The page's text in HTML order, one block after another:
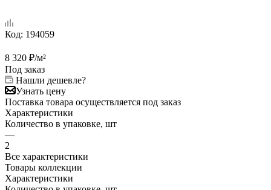
Код: 194059
8 320 ₽/м²
Под заказ
Нашли дешевле?
Узнать цену
Поставка товара осуществляется под заказ
Характеристики
Количество в упаковке, шт
—
2
Все характеристики
Товары коллекции
Характеристики